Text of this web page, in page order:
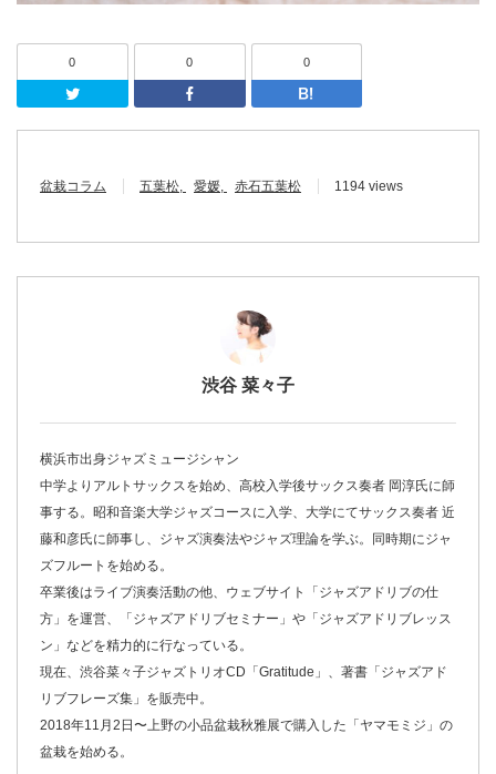
0
Twitter
0
Facebook
0
盆栽コラム 五葉松 愛媛 赤石五葉松 1194 views
渋谷 菜々子
横浜市出身ジャズミュージシャン
中学よりアルトサックスを始め、高校入学後サックス奏者 岡淳氏に師
事する。昭和音楽大学ジャズコースに入学、大学にてサックス奏者 近
藤和彦氏に師事し、ジャズ演奏法やジャズ理論を学ぶ。同時期にジャ
ズフルートを始める。
卒業後はライブ演奏活動の他、ウェブサイト「ジャズアドリブの仕
方」を運営、「ジャズアドリブセミナー」や「ジャズアドリブレッス
ン」などを精力的に行なっている。
現在、渋谷菜々子ジャズトリオCD「Gratitude」、著書「ジャズアド
リブフレーズ集」を販売中。
2018年11月2日〜上野の小品盆栽秋雅展で購入した「ヤマモミジ」の
盆栽を始める。